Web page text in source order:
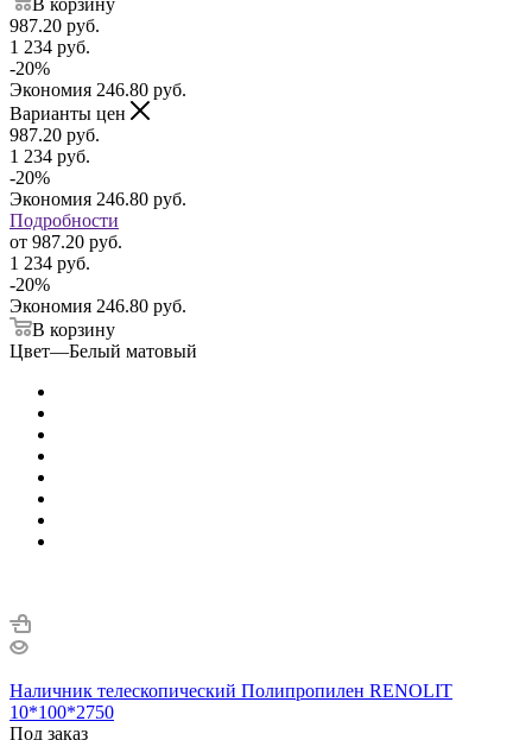
В корзину
987.20 руб.
1 234 руб.
-20%
Экономия 246.80 руб.
Варианты цен
987.20 руб.
1 234 руб.
-20%
Экономия 246.80 руб.
Подробности
от 987.20 руб.
1 234 руб.
-20%
Экономия 246.80 руб.
В корзину
Цвет—Белый матовый
Наличник телескопический Полипропилен RENOLIT
10*100*2750
Под заказ